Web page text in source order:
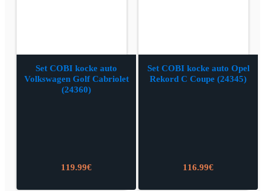
Set COBI kocke auto
Volkswagen Golf Cabriolet
(24360)
119.99€
Set COBI kocke auto Opel
Rekord C Coupe (24345)
116.99€